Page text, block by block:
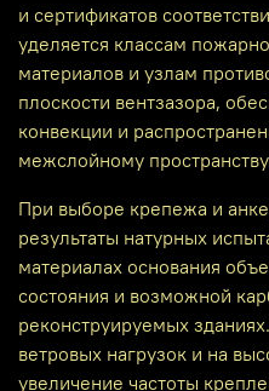
и сертификатов
уделяется классам
материалов и узлам
плоскости вентзазора,
конвекции и
межслойному
При выборе крепежа и
результаты натурных
материалах основания
состояния и возможной
реконструируемых
ветровых нагрузок и на
увеличение частоты